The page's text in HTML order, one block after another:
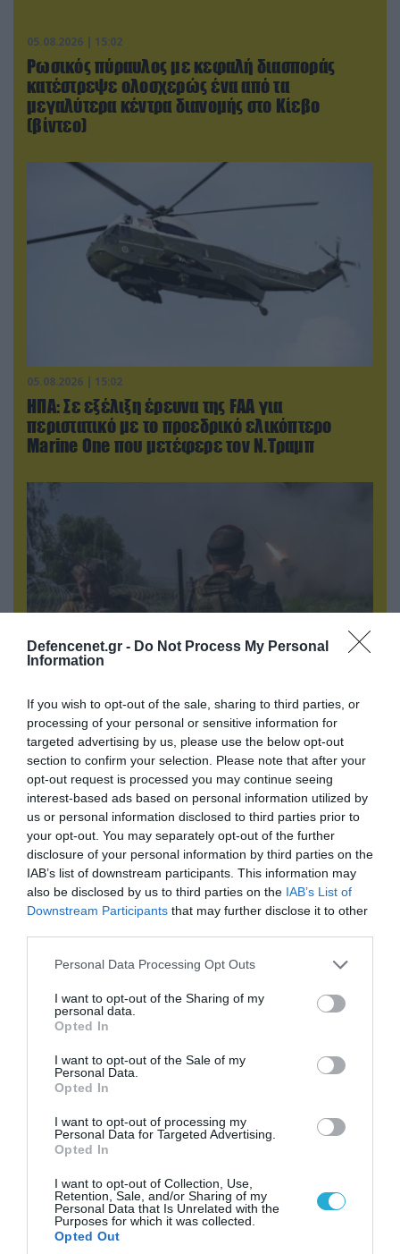
Defencenet.gr - Do Not Process My Personal
Information
If you wish to opt-out of the sale, sharing to third parties, or
processing of your personal or sensitive information for
targeted advertising by us, please use the below opt-out
section to confirm your selection. Please note that after your
opt-out request is processed you may continue seeing
interest-based ads based on personal information utilized by
us or personal information disclosed to third parties prior to
your opt-out. You may separately opt-out of the further
disclosure of your personal information by third parties on the
IAB’s list of downstream participants. This information may
also be disclosed by us to third parties on the IAB’s List of
Downstream Participants that may further disclose it to other
Please note that this website/app uses one or more Google
not limited to your visit or usage behaviour. You may click to
grant or deny consent to Google and its third-party tags to
use your data for below specified purposes in below Google
consent section.
Personal Data Processing Opt Outs
I want to opt-out of the Sharing of my
personal data.
Opted In
I want to opt-out of the Sale of my
Personal Data.
Opted In
I want to opt-out of processing my
Personal Data for Targeted Advertising.
Opted In
I want to opt-out of Collection, Use,
Retention, Sale, and/or Sharing of my
Personal Data that Is Unrelated with the
Purposes for which it was collected.
Opted Out
05.08.2026 | 15:02
Ρωσικός πύραυλος με κεφαλή διασποράς
κατέστρεψε ολοσχερώς ένα από τα
μεγαλύτερα κέντρα διανομής στο Κίεβο
(βίντεο)
05.08.2026 | 15:02
ΗΠΑ: Σε εξέλιξη έρευνα της FAA για
περιστατικό με το προεδρικό ελικόπτερο
Marine One που μετέφερε τον Ν.Τραμπ
05.08.2026 | 22:02
Αδειάζουν το Κραματόρσκ οι Ουκρανοί:
Έκτακτη εκκένωση στην πόλη μετά την
αιφνιδιαστική προώθηση των Ρώσων (βίντεο)
ΠΟΛΙΤΙΚΗ
06.08.2026 | 09:03
τα ζώα που χάθηκαν στις πυρκαγιές της
Αττικής (φωτο)